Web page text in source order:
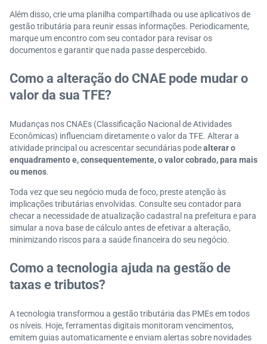
Além disso, crie uma planilha compartilhada ou use aplicativos de
gestão tributária para reunir essas informações. Periodicamente,
marque um encontro com seu contador para revisar os
documentos e garantir que nada passe despercebido.
Como a alteração do CNAE pode mudar o
valor da sua TFE?
Mudanças nos CNAEs (Classificação Nacional de Atividades
Econômicas) influenciam diretamente o valor da TFE. Alterar a
atividade principal ou acrescentar secundárias podealterar o
enquadramento e, consequentemente, o valor cobrado, para mais
ou menos.
Toda vez que seu negócio muda de foco, preste atenção às
implicações tributárias envolvidas. Consulte seu contador para
checar a necessidade de atualização cadastral na prefeitura e para
simular a nova base de cálculo antes de efetivar a alteração,
minimizando riscos para a saúde financeira do seu negócio.
Como a tecnologia ajuda na gestão de
taxas e tributos?
A tecnologia transformou a gestão tributária das PMEs em todos
os níveis. Hoje, ferramentas digitais monitoram vencimentos,
emitem guias automaticamente e enviam alertas sobre novidades